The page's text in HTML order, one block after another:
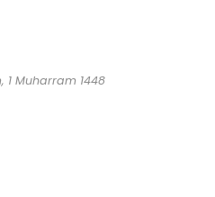
1 Muharram 1448